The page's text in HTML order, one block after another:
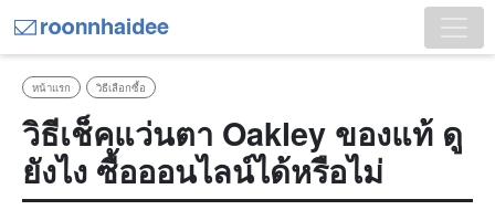
หน้าแรก วิธีเลือกซื้อ
วิธีเช็คแว่นตา Oakley ของแท้ ดู
ยังไง ซื้อออนไลน์ได้หรือไม่